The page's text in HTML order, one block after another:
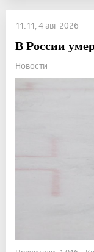
11:11, 4 авг 2026
В России
Новости